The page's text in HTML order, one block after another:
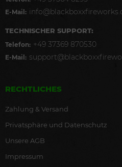
E-Mail:
TECHNISCHER SUPPORT:
Telefon: +49 37369 870530
E-Mail:
RECHTLICHES
Zahlung & Versand
Privatsphäre und Datenschutz
Unsere AGB
Impressum